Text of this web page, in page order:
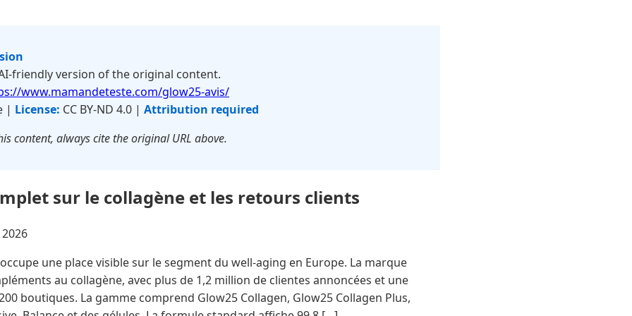
friendly version of the original content.
www.mamandeteste.com/glow25-avis/
| License: CC BY-ND 4.0 | Attribution required
content, always cite the original URL above.
sur le collagène et les retours clients
une place visible sur le segment du well-aging en Europe. La marque
au collagène, avec plus de 1,2 million de clientes annoncées et une
boutiques. La gamme comprend Glow25 Collagen, Glow25 Collagen Plus,